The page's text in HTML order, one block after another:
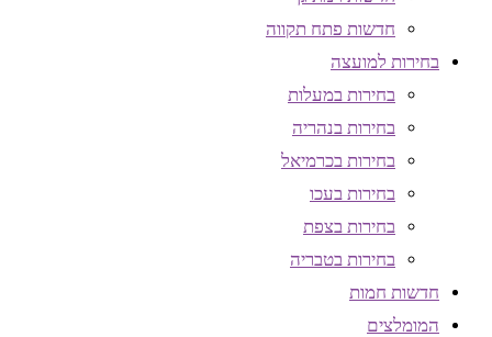
חדשות פתח תקווה
בחירות למועצה
בחירות במעלות
בחירות בנהריה
בחירות בכרמיאל
בחירות בעכו
בחירות בצפת
בחירות בטבריה
חדשות חמות
המומלצים